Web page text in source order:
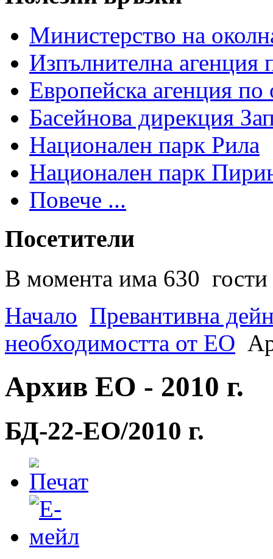
Министерство на
Изпълнителна агенция
Европейска агенция по
Басейнова дирекция
Национален парк Рила
Национален парк
Повече ...
Посетители
В момента има 630 гости
Начало Превантивна
необходимостта от ЕО
Архив ЕО - 2010 г.
БД-22-EO/2010 г.